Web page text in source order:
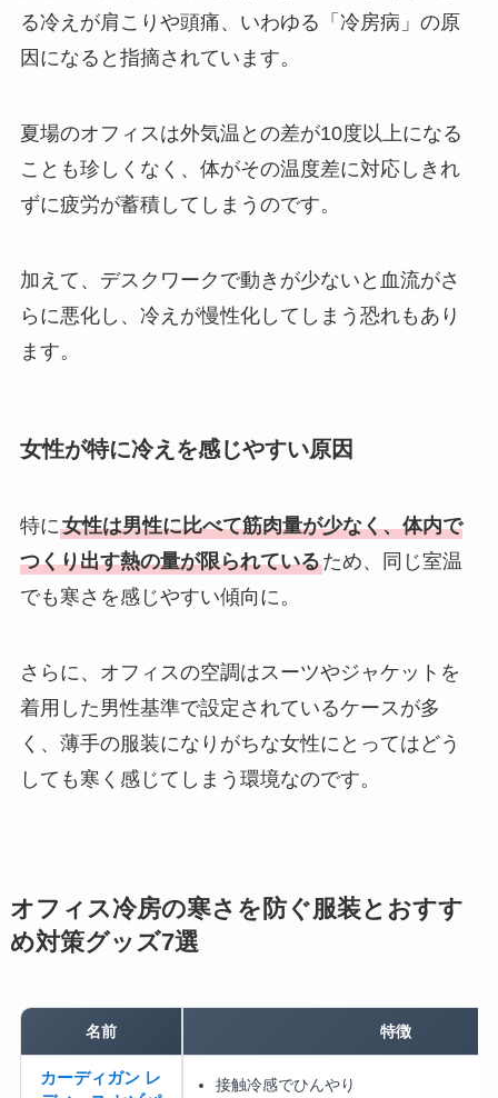
る冷えが肩こりや頭痛、いわゆる「冷房病」の原
因になると指摘されています。
夏場のオフィスは外気温との差が10度以上になる
ことも珍しくなく、体がその温度差に対応しきれ
ずに疲労が蓄積してしまうのです。
加えて、デスクワークで動きが少ないと血流がさ
らに悪化し、冷えが慢性化してしまう恐れもあり
ます。
女性が特に冷えを感じやすい原因
特に女性は男性に比べて筋肉量が少なく、体内で
つくり出す熱の量が限られているため、同じ室温
でも寒さを感じやすい傾向に。
さらに、オフィスの空調はスーツやジャケットを
着用した男性基準で設定されているケースが多
く、薄手の服装になりがちな女性にとってはどう
しても寒く感じてしまう環境なのです。
オフィス冷房の寒さを防ぐ服装とおすす
め対策グッズ7選
名前 特徴
カーディガン レ
接触冷感でひんやり